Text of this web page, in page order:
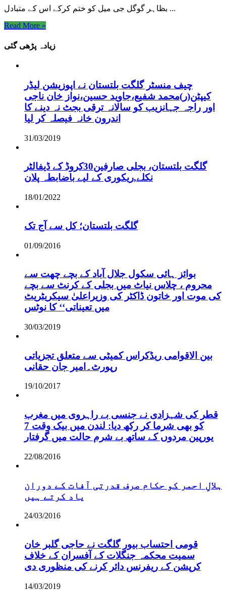
بظاہر گوگل جی میل کو ختم کرکے اس کے متبادل ...
Read More »
زیادہ پڑھی گئی
چیف منسٹر گلگت بلتستان نے اپوزیشن لیڈر
کیپٹن(ر)محمد شفیع،جاوید حسین،نواز خان ناجی
اور راجہ جہانزیب کو سالانہ ترقی بجٹ نہ دینے کا
اندرون خانہ فیصلہ کر لیا
31/03/2019
گلگت بلتستان، بجلی صارفین30کروڈ کے ڈیفالٹر
نکلے,ریکوری کے لیے باضابطہ پلان
18/01/2022
گلگت بلتستان؛ کل سے آج تک
01/09/2016
بوائز ہائی سکول جلال آباد کے بچے چھت سے
محروم ، چلاس نیاٹ میں بجلی کے کرنٹ سے بچے
کی موت اور خاتون ڈاکٹر کی وزیراعلیٰ سیکریٹریٹ
میں تعیناتی‘‘ کا نوٹس
30/03/2019
بین الاقوامی ریڈکراس کمیٹی سے متعلق تجزیاتی
رپورٹ۔امیر جان حقانی
19/10/2017
قطر کی شہزادی نے جنسی بے راہروی میں مغرب
کو بھی شرما کر رکھ دیا: لندن میں بیک وقت 7
یورپین مردوں کے ساتھ بے شرم حالت میں گرفتار
22/08/2016
ہلالِ احمر کو حکام صرف قدرتی آفات کے دوران
یاد کرتے ہیں
24/03/2016
قومی احتساب بیور گلگت نے حاجی گلبر خان
سمیت محکمہ جنگلات کے آفسران کے خلاف
کرپشن کے ریفرنس دائر کرنے کی منظوری دی
14/03/2019